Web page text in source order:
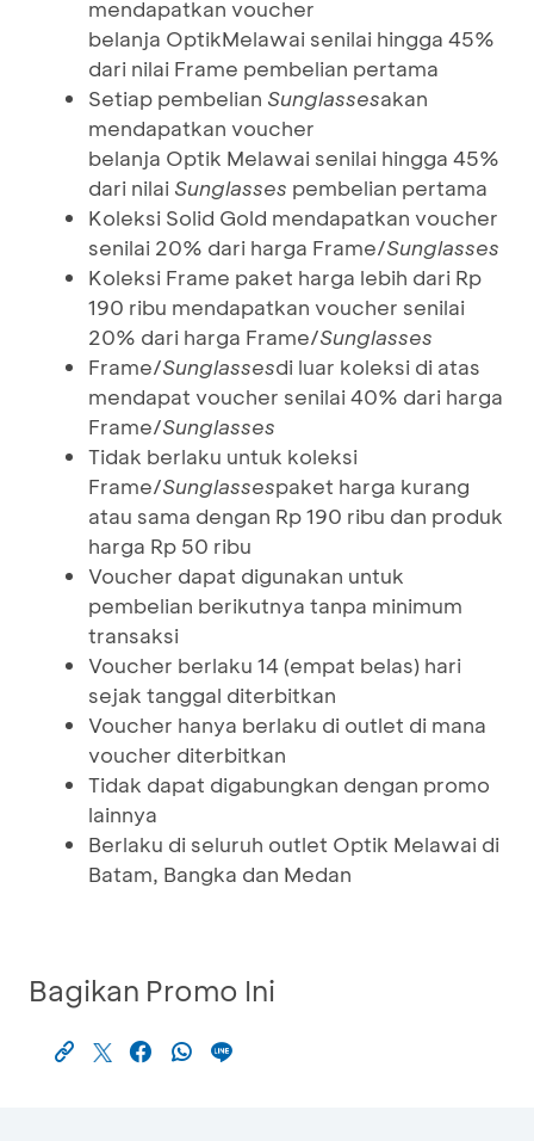
mendapatkan voucher
belanja OptikMelawai senilai hingga 45%
dari nilai Frame pembelian pertama
Setiap pembelian Sunglassesakan
mendapatkan voucher
belanja Optik Melawai senilai hingga 45%
dari nilai Sunglasses pembelian pertama
Koleksi Solid Gold mendapatkan voucher
senilai 20% dari harga Frame/Sunglasses
Koleksi Frame paket harga lebih dari Rp
190 ribu mendapatkan voucher senilai
20% dari harga Frame/Sunglasses
Frame/Sunglassesdi luar koleksi di atas
mendapat voucher senilai 40% dari harga
Frame/Sunglasses
Tidak berlaku untuk koleksi
Frame/Sunglassespaket harga kurang
atau sama dengan Rp 190 ribu dan produk
harga Rp 50 ribu
Voucher dapat digunakan untuk
pembelian berikutnya tanpa minimum
transaksi
Voucher berlaku 14 (empat belas) hari
sejak tanggal diterbitkan
Voucher hanya berlaku di outlet di mana
voucher diterbitkan
Tidak dapat digabungkan dengan promo
lainnya
Berlaku di seluruh outlet Optik Melawai di
Batam, Bangka dan Medan
Bagikan Promo Ini